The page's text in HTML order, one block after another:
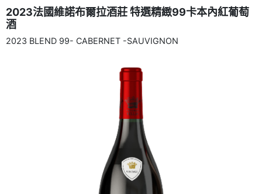
2023法國維諾布爾拉酒莊 特選精緻99卡本內紅葡萄
酒
2023 BLEND 99- CABERNET -SAUVIGNON